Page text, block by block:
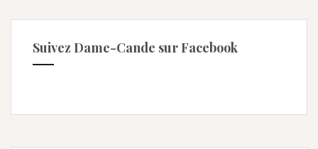
Suivez Dame-Cande sur Facebook